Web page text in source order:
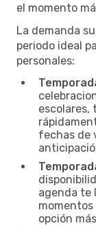
el momento
La demanda
periodo ideal
personales:
escolares,
fechas de
agenda te
momentos
opción